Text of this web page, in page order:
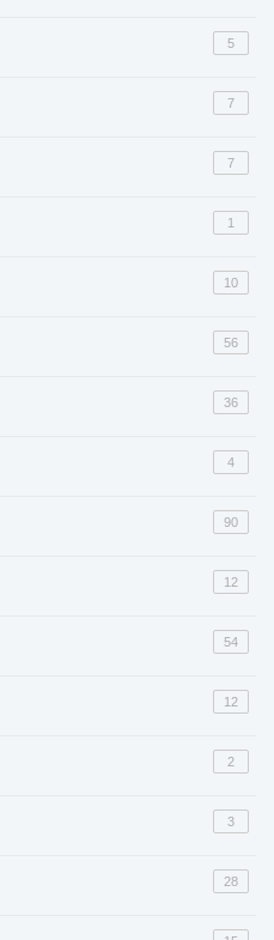
5
7
7
1
10
56
36
4
90
12
54
12
2
3
28